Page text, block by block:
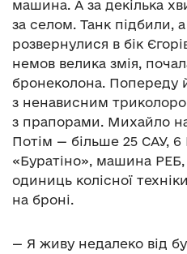
машина. А за декілька
за селом. Танк підбили,
розвернулися в бік
немов велика змія,
бронеколона.
з ненависним
з прапорами. Михайло
Потім — більше 25 САУ,
«Буратіно», машина РЕБ,
одиниць колісної
на броні.
— Я живу недалеко від